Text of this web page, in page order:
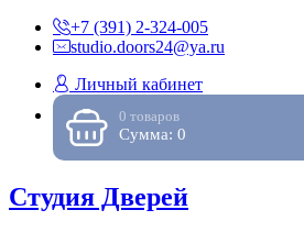
+7 (391) 2-324-005
studio.doors24@ya.ru
Личный кабинет
0 товаров
Сумма: 0
Студия Дверей